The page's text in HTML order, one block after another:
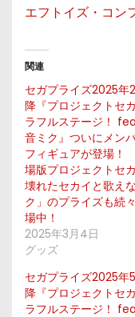
エフトイズ・コン
関連
セガプライズ2025年
降『プロジェクトセ
ラフルステージ！
音ミク』ついにメン
フィギュアが登場
場版プロジェクトセ
壊れたセカイと歌え
ク」のプライズも続
場中！
2025年3月4日
グッズ
セガプライズ2025年
降『プロジェクトセ
ラフルステージ！